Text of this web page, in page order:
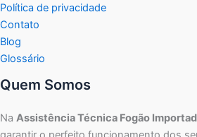
Política de privacidade
Contato
Blog
Glossário
Quem Somos
Na Assistência Técnica Fogão